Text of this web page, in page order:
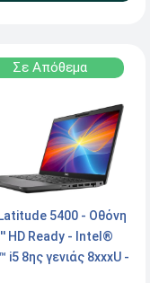
Σε Απόθεμα
5400 - Oθόνη
HD Ready - Intel®
i5 8ης γενιάς 8xxxU -